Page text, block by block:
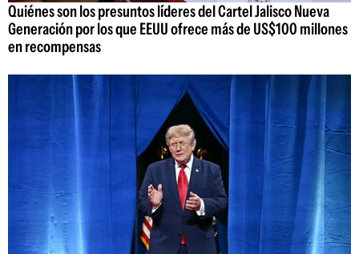
Quiénes son los presuntos líderes del Cartel Jalisco Nueva
Generación por los que EEUU ofrece más de US$100 millones
en recompensas